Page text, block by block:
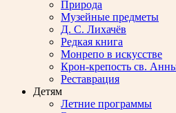
Природа
Музейные предметы
Д. С. Лихачёв
Редкая книга
Монрепо в искусстве
Крон-крепость св.
Реставрация
Детям
Летние программы